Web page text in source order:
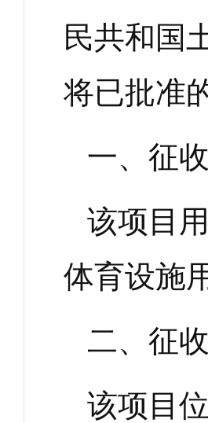
民共和国
将已批准
一、 征
该项目
体育设施
二、 征
该项目